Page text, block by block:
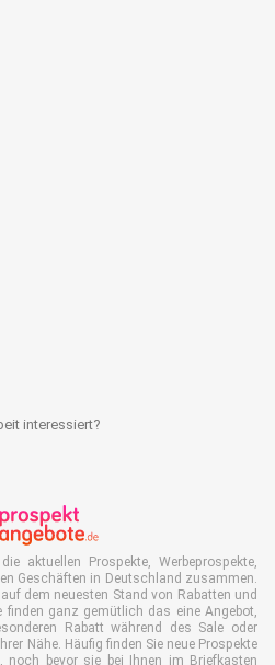
interessiert?
aktuellen Prospekte, Werbeprospekte,
Geschäften in Deutschland zusammen.
dem neuesten Stand von Rabatten und
finden ganz gemütlich das eine Angebot,
Rabatt während des Sale oder
Nähe. Häufig finden Sie neue Prospekte
noch bevor sie bei Ihnen im Briefkasten